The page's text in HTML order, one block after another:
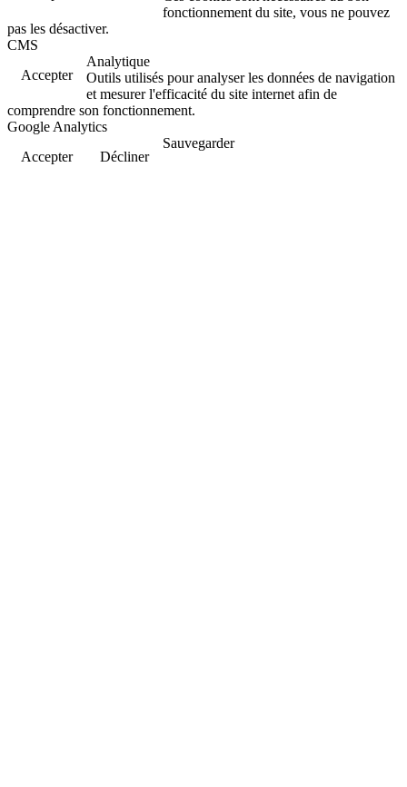
fonctionnement du site, vous ne pouvez
pas les désactiver.
CMS
Accepter
Analytique
Outils utilisés pour analyser les données de navigation
et mesurer l'efficacité du site internet afin de
comprendre son fonctionnement.
Google Analytics
Accepter
Décliner
Sauvegarder